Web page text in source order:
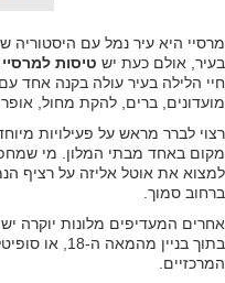
בעיר, אולם כעת יש טיסות למרסיי
חיי הלילה בעיר עולה בקנה אחד
מועדונים, ברים, להקת מחול,
רצוי לברר מראש על פעילויות
מקום באחד מבתי המלון. מי
למצוא את אוטל אליזה על רציף
ברחוב סמוך.
אחרים המעדיפים מלונות יוקרה
בתוך בניין
המרכזיים.